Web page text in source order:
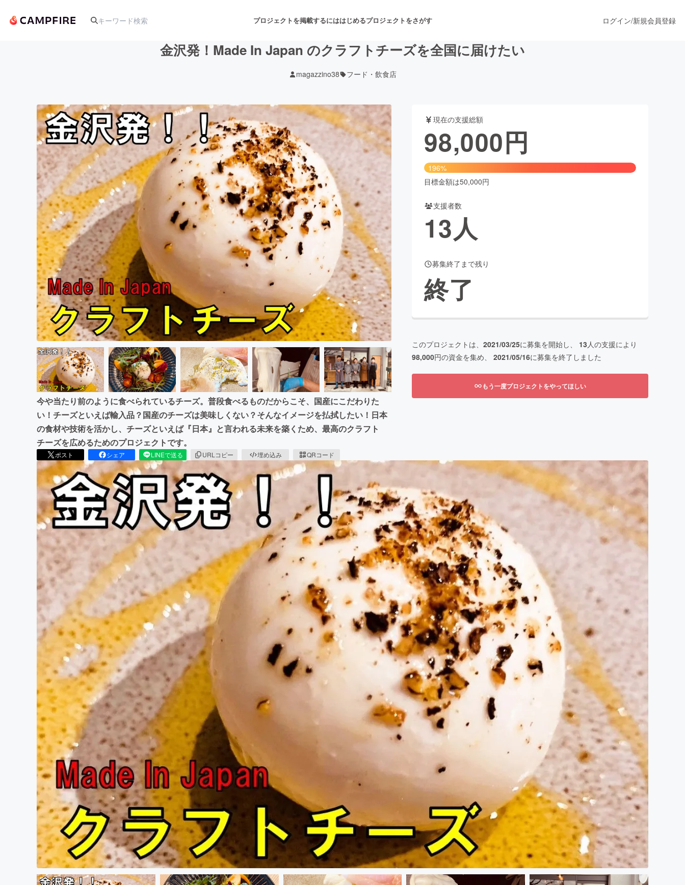
プロジェクトを掲載するにははじめるプロジェクトをさがす
アート・写真 音楽 舞台・パフォーマンス
テクノロジー・ガジェット ゲーム・サービス開発 フード・飲食店 ファッション
映像・映画 書籍・雑誌出版
ビジネス・起業 チャレンジ ビューティー・ヘルスケア
まちづくり・地域活性化
CAMPFIRE for Social GoodCAMPFIRE Creation
CAMPFIREふるさと納税 machi-yaコミュニティ
ログイン/新規会員登録
金沢発！Made In Japan のクラフトチーズを全国に届けたい
magazzino38 フード・飲食店
今や当たり前のように食べられているチーズ。普段食べるものだからこそ、国産にこだわりた
い！チーズといえば輸入品？国産のチーズは美味しくない？そんなイメージを払拭したい！日本
の食材や技術を活かし、チーズといえば『日本』と言われる未来を築くため、最高のクラフト
チーズを広めるためのプロジェクトです。
ポスト シェア LINEで送る URLコピー 埋め込み QRコード
現在の支援総額
98,000円
196%
目標金額は50,000円
支援者数
13人
募集終了まで残り
終了
このプロジェクトは、 2021/03/25に募集を開始し、 13人の支援により
98,000円の資金を集め、 2021/05/16に募集を終了しました
もう一度プロジェクトをやってほしい